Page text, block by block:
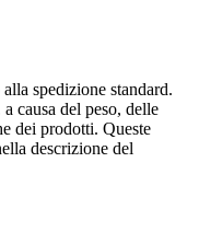
spedizione standard.
causa del peso, delle
dei prodotti. Queste
descrizione del